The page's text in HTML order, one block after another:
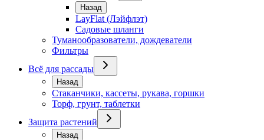
Назад
LayFlat (Лэйфлэт)
Садовые шланги
Туманообразователи, дождеватели
Фильтры
Всё для рассады
Назад
Стаканчики, кассеты, рукава, горшки
Торф, грунт, таблетки
Защита растений
Назад